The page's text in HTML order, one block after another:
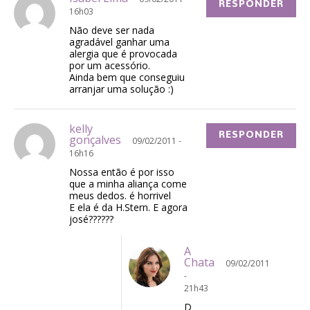
16h03
Não deve ser nada
agradável ganhar uma
alergia que é provocada
por um acessório.
Ainda bem que conseguiu
arranjar uma solução :)
RESPONDER
kelly
gonçalves
09/02/2011 -
16h16
Nossa então é por isso
que a minha aliança come
meus dedos. é horrivel
E ela é da H.Stern. E agora
josé??????
RESPONDER
A
Chata
09/02/2011
-
21h43
D